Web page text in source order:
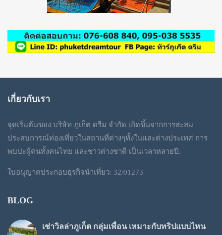
เกี่ยวกับเรา
จุดเริ่มต้นของ บริษัท ภูเก็ต ดรีม จำกัด เกิดขึ้นจากการสะสม
ประสบการณ์ท่องเที่ยวในสถานที่ต่างๆทั้งในและต่างประเทศ การ
พบปะผู้คนทั้งคนไทย และชาวต่างชาติ เป็นเวลาหลายปี.
ใบอนุญาตประกอบธุรกิจนำเที่ยว: 32/01273
BLOG
เช่าวิลล่าภูเก็ต กลุ่มเพื่อน เหมาะกับทริปแบบไหน